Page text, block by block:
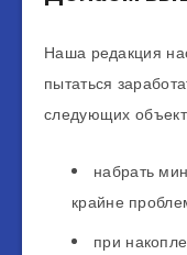
Наша редакция
пытаться
следующих
набрать
крайне
при